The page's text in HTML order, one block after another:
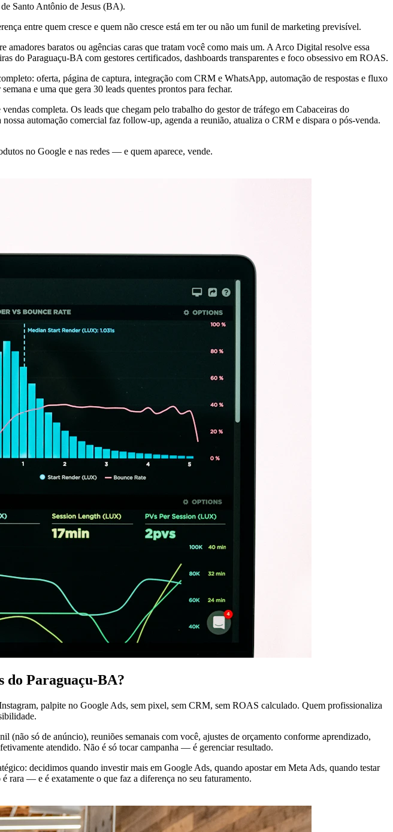
Santo Antônio de Jesus (BA).
entre quem cresce e quem não cresce está em ter ou não um funil de marketing previsível.
baratos ou agências caras que tratam você como mais um. A Arco Digital resolve essa
do Paraguaçu-BA com gestores certificados, dashboards transparentes e foco obsessivo em ROAS.
oferta, página de captura, integração com CRM e WhatsApp, automação de respostas e fluxo
e uma que gera 30 leads quentes prontos para fechar.
completa. Os leads que chegam pelo trabalho do gestor de tráfego em Cabaceiras do
automação comercial faz follow-up, agenda a reunião, atualiza o CRM e dispara o pós-venda.
no Google e nas redes — e quem aparece, vende.
do Paraguaçu-BA?
palpite no Google Ads, sem pixel, sem CRM, sem ROAS calculado. Quem profissionaliza
só de anúncio), reuniões semanais com você, ajustes de orçamento conforme aprendizado,
atendido. Não é só tocar campanha — é gerenciar resultado.
decidimos quando investir mais em Google Ads, quando apostar em Meta Ads, quando testar
rara — e é exatamente o que faz a diferença no seu faturamento.